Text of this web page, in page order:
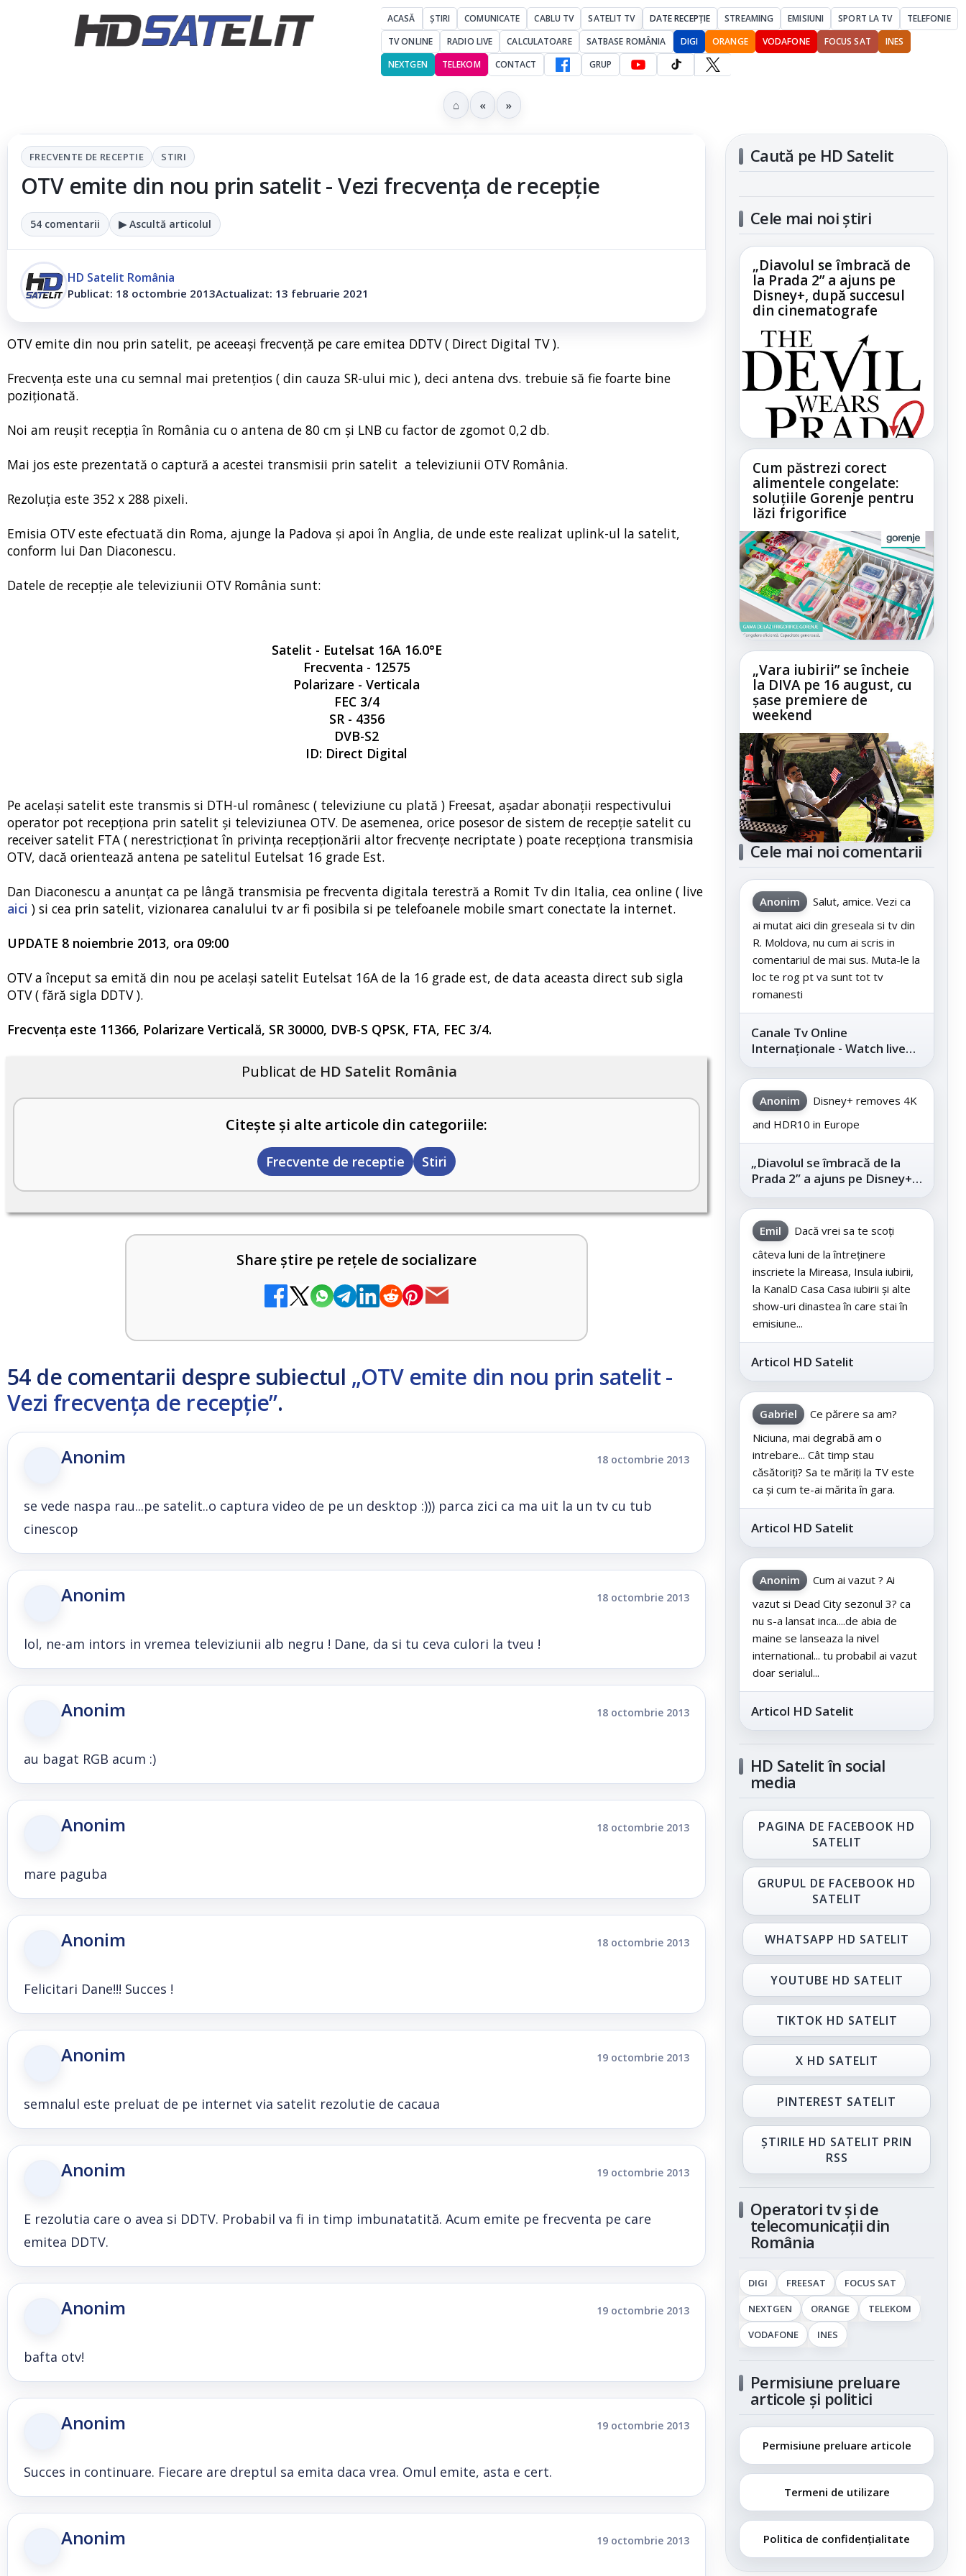
ACASĂ ȘTIRI COMUNICATE CABLU TV SATELIT TV DATE RECEPȚIE STREAMING EMISIUNI SPORT LA TV
TELEFONIE
TV ONLINE
RADIO LIVE CALCULATOARE SATBASE ROMÂNIA DIGI ORANGE VODAFONE FOCUS SAT
INES
NEXTGEN
TELEKOM CONTACT GRUP
⌂ « »
FRECVENTE DE RECEPTIE STIRI
OTV emite din nou prin satelit - Vezi frecvența de recepție
54 comentarii ▶ Ascultă articolul
HD Satelit România
Publicat: 18 octombrie 2013Actualizat: 13 februarie 2021
OTV emite din nou prin satelit, pe aceeași frecvență pe care emitea DDTV ( Direct Digital TV ).
Frecvența este una cu semnal mai pretențios ( din cauza SR-ului mic ), deci antena dvs. trebuie să fie foarte bine
poziționată.
Noi am reușit recepția în România cu o antena de 80 cm și LNB cu factor de zgomot 0,2 db.
Mai jos este prezentată o captură a acestei transmisii prin satelit a televiziunii OTV România.
Rezoluția este 352 x 288 pixeli.
Emisia OTV este efectuată din Roma, ajunge la Padova și apoi în Anglia, de unde este realizat uplink-ul la satelit,
conform lui Dan Diaconescu.
Datele de recepție ale televiziunii OTV România sunt:
Satelit - Eutelsat 16A 16.0°E
Frecventa - 12575
Polarizare - Verticala
FEC 3/4
SR - 4356
DVB-S2
ID: Direct Digital
Pe același satelit este transmis si DTH-ul românesc ( televiziune cu plată ) Freesat, așadar abonații respectivului
operator pot recepționa prin satelit și televiziunea OTV. De asemenea, orice posesor de sistem de recepție satelit cu
receiver satelit FTA ( nerestricționat în privința recepționării altor frecvențe necriptate ) poate recepționa transmisia
OTV, dacă orientează antena pe satelitul Eutelsat 16 grade Est.
Dan Diaconescu a anunțat ca pe lângă transmisia pe frecventa digitala terestră a Romit Tv din Italia, cea online ( live
aici ) si cea prin satelit, vizionarea canalului tv ar fi posibila si pe telefoanele mobile smart conectate la internet.
UPDATE 8 noiembrie 2013, ora 09:00
OTV a început sa emită din nou pe același satelit Eutelsat 16A de la 16 grade est, de data aceasta direct sub sigla
OTV ( fără sigla DDTV ).
Frecvența este 11366, Polarizare Verticală, SR 30000, DVB-S QPSK, FTA, FEC 3/4.
Publicat de HD Satelit România
Citește și alte articole din categoriile:
Frecvente de receptie Stiri
Share știre pe rețele de socializare
54 de comentarii despre subiectul „OTV emite din nou prin satelit -
Vezi frecvența de recepție”.
Anonim 18 octombrie 2013
se vede naspa rau...pe satelit..o captura video de pe un desktop :))) parca zici ca ma uit la un tv cu tub
cinescop
Anonim 18 octombrie 2013
lol, ne-am intors in vremea televiziunii alb negru ! Dane, da si tu ceva culori la tveu !
Anonim 18 octombrie 2013
au bagat RGB acum :)
Anonim 18 octombrie 2013
mare paguba
Anonim 18 octombrie 2013
Felicitari Dane!!! Succes !
Anonim 19 octombrie 2013
semnalul este preluat de pe internet via satelit rezolutie de cacaua
Anonim 19 octombrie 2013
E rezolutia care o avea si DDTV. Probabil va fi in timp imbunatatită. Acum emite pe frecventa pe care
emitea DDTV.
Anonim 19 octombrie 2013
bafta otv!
Anonim 19 octombrie 2013
Succes in continuare. Fiecare are dreptul sa emita daca vrea. Omul emite, asta e cert.
Anonim 19 octombrie 2013
Caută pe HD Satelit
Cele mai noi știri
„Diavolul se îmbracă de
la Prada 2” a ajuns pe
Disney+, după succesul
din cinematografe
Cum păstrezi corect
alimentele congelate:
soluțiile Gorenje pentru
lăzi frigorifice
„Vara iubirii” se încheie
la DIVA pe 16 august, cu
șase premiere de
weekend
Cele mai noi comentarii
Anonim
Salut, amice. Vezi ca
ai mutat aici din greseala si tv din
R. Moldova, nu cum ai scris in
comentariul de mai sus. Muta-le la
loc te rog pt va sunt tot tv
romanesti
Canale Tv Online
Internaționale - Watch live
channels legally
Anonim
Disney+ removes 4K
and HDR10 in Europe
„Diavolul se îmbracă de la
Prada 2” a ajuns pe Disney+,
după succesul din
cinematografe
Emil
Dacă vrei sa te scoți
câteva luni de la întreținere
inscriete la Mireasa, Insula iubirii,
la KanalD Casa Casa iubirii și alte
show-uri dinastea în care stai în
emisiune...
Articol HD Satelit
Gabriel
Ce părere sa am?
Niciuna, mai degrabă am o
intrebare... Cât timp stau
căsătoriți? Sa te măriți la TV este
ca și cum te-ai mărita în gara.
Articol HD Satelit
Anonim
Cum ai vazut ? Ai
vazut si Dead City sezonul 3? ca
nu s-a lansat inca....de abia de
maine se lanseaza la nivel
international... tu probabil ai vazut
doar serialul...
Articol HD Satelit
HD Satelit în social
media
PAGINA DE FACEBOOK HD
SATELIT
GRUPUL DE FACEBOOK HD
SATELIT
WHATSAPP HD SATELIT
YOUTUBE HD SATELIT
TIKTOK HD SATELIT
X HD SATELIT
PINTEREST SATELIT
ȘTIRILE HD SATELIT PRIN
RSS
Operatori tv și de
telecomunicații din
România
DIGI FREESAT
FOCUS SAT
NEXTGEN
ORANGE
TELEKOM
VODAFONE
INES
Permisiune preluare
articole și politici
Permisiune preluare articole
Termeni de utilizare
Politica de confidențialitate